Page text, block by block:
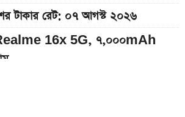
টাকার রেট: ০৭ আগস্ট ২০২৬
16x 5G, ৭,০০০mAh